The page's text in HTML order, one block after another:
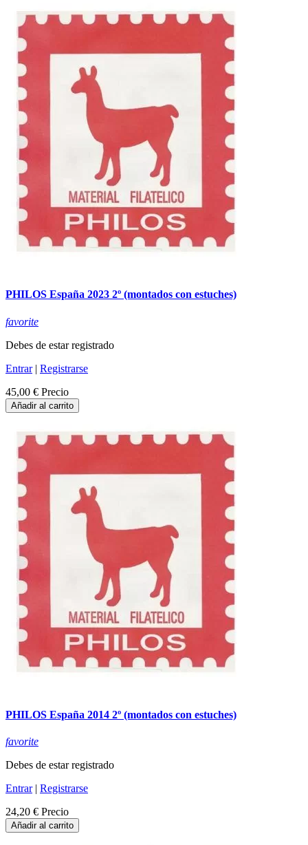
PHILOS España 2023 2º (montados con estuches)
favorite
Debes de estar registrado
Entrar| Registrarse
45,00 € Precio
Añadir al carrito
PHILOS España 2014 2º (montados con estuches)
favorite
Debes de estar registrado
Entrar| Registrarse
24,20 € Precio
Añadir al carrito